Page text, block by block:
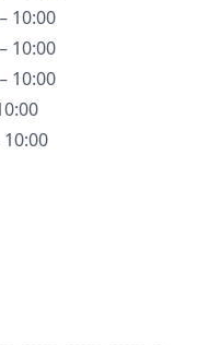
10:00
10:00
10:00